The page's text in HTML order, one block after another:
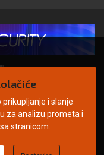
2026. | ARILEO
i slanje
za analizu prometa i
stranicom.